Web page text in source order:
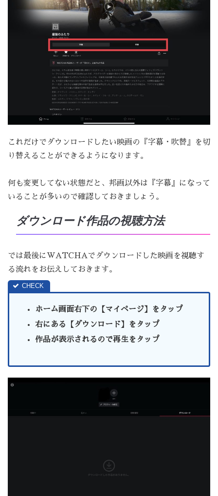
これだけでダウンロードしたい映画の『字幕・吹替』を切
り替えることができるようになります。
何も変更してない状態だと、邦画以外は『字幕』になって
いることが多いので確認しておきましょう。
ダウンロード作品の視聴方法
では最後にWATCHAでダウンロードした映画を視聴す
る流れをお伝えしておきます。
ホーム画面右下の【マイページ】をタップ
右にある【ダウンロード】をタップ
作品が表示されるので再生をタップ